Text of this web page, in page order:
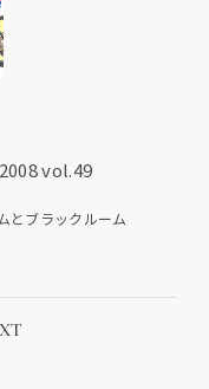
vol.49
とブラックルーム